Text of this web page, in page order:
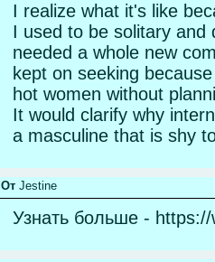
I realize what it's like
I used to be solitary and
needed a whole new
kept on seeking
hot women without
It would clarify why
a masculine that is shy
От Jestine
Узнать больше -